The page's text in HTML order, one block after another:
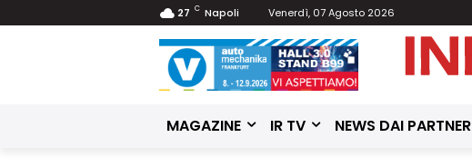
27 C Napoli Venerdì, 07 Agosto 2026
MAGAZINE IR TV NEWS DAI PARTNER